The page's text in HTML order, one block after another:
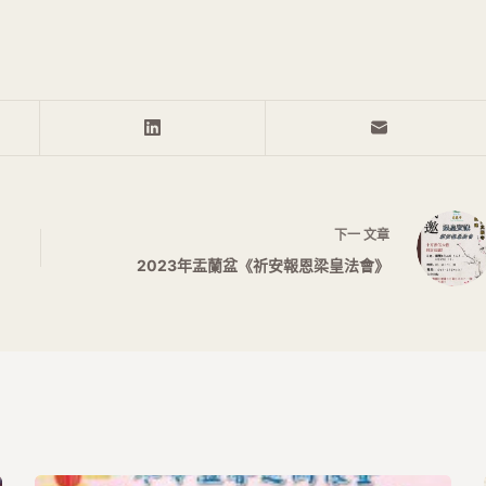
下一 文章
2023年盂蘭盆《祈安報恩梁皇法會》